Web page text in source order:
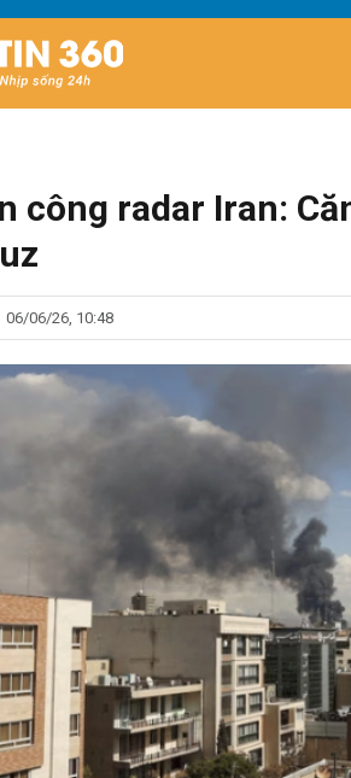
công radar Iran:
06/06/26, 10:48